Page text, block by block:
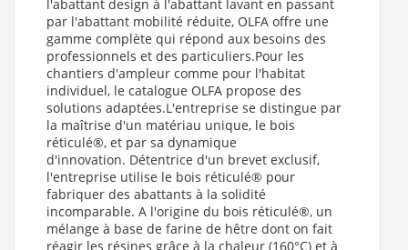
l'abattant design à l'abattant lavant en passant
par l'abattant mobilité réduite, OLFA offre une
gamme complète qui répond aux besoins des
professionnels et des particuliers.Pour les
chantiers d'ampleur comme pour l'habitat
individuel, le catalogue OLFA propose des
solutions adaptées.L'entreprise se distingue par
la maîtrise d'un matériau unique, le bois
réticulé®, et par sa dynamique
d'innovation. Détentrice d'un brevet exclusif,
l'entreprise utilise le bois réticulé® pour
fabriquer des abattants à la solidité
incomparable. A l'origine du bois réticulé®, un
mélange à base de farine de hêtre dont on fait
réagir les résines grâce à la chaleur (160°C) et à